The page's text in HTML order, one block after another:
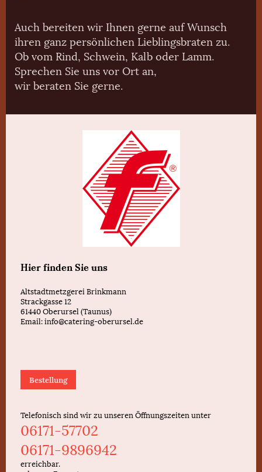
Auch bereiten wir Ihnen gerne auf Wunsch
ihren ganz persönlichen Lieblingsbraten zu.
Ob vom Rind, Schwein, Kalb oder Lamm.
Sprechen Sie uns vor Ort an,
wir beraten Sie gerne.
Hier finden Sie uns
Altstadtmetzgerei Brinkmann
Strackgasse12
61440Oberursel (Taunus)
Email: info@catering-oberursel.de
Bestellung
Telefonisch sind wir zu unseren Öffnungszeiten unter
06171-57702
06171-9896942
erreichbar.